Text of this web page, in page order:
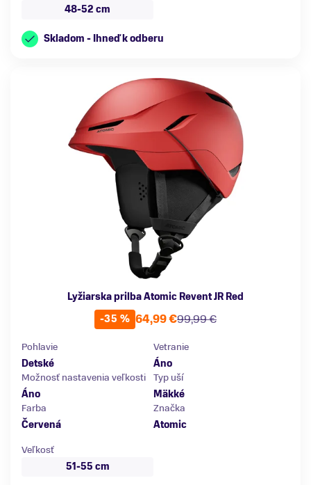
48-52 cm
Skladom - Ihneď k odberu
Lyžiarska prilba Atomic Revent JR Red
-35 %
99,99 €
64,99 €
Pohlavie
Detské
Vetranie
Áno
Možnosť nastavenia veľkosti
Áno
Typ uší
Mäkké
Farba
Červená
Značka
Atomic
Veľkosť
51-55 cm